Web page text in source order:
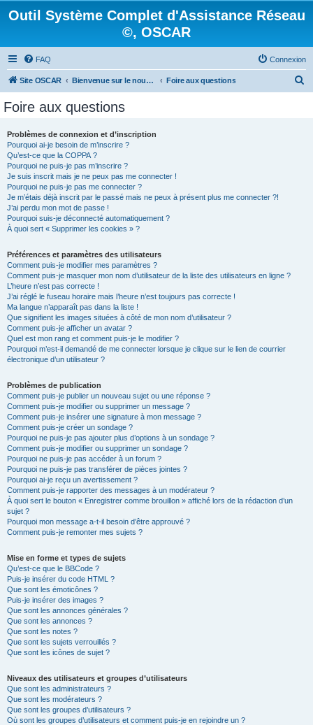
Outil Système Complet d'Assistance Réseau
©, OSCAR
FAQ Connexion
Site OSCAR Bienvenue sur le nouveau forum OSCAR Foire aux questions
Foire aux questions
Problèmes de connexion et d’inscription
Pourquoi ai-je besoin de m’inscrire ?
Qu’est-ce que la COPPA ?
Pourquoi ne puis-je pas m’inscrire ?
Je suis inscrit mais je ne peux pas me connecter !
Pourquoi ne puis-je pas me connecter ?
Je m’étais déjà inscrit par le passé mais ne peux à présent plus me connecter ?!
J’ai perdu mon mot de passe !
Pourquoi suis-je déconnecté automatiquement ?
À quoi sert « Supprimer les cookies » ?
Préférences et paramètres des utilisateurs
Comment puis-je modifier mes paramètres ?
Comment puis-je masquer mon nom d’utilisateur de la liste des utilisateurs en ligne ?
L’heure n’est pas correcte !
J’ai réglé le fuseau horaire mais l’heure n’est toujours pas correcte !
Ma langue n’apparaît pas dans la liste !
Que signifient les images situées à côté de mon nom d’utilisateur ?
Comment puis-je afficher un avatar ?
Quel est mon rang et comment puis-je le modifier ?
Pourquoi m’est-il demandé de me connecter lorsque je clique sur le lien de courrier
électronique d’un utilisateur ?
Problèmes de publication
Comment puis-je publier un nouveau sujet ou une réponse ?
Comment puis-je modifier ou supprimer un message ?
Comment puis-je insérer une signature à mon message ?
Comment puis-je créer un sondage ?
Pourquoi ne puis-je pas ajouter plus d’options à un sondage ?
Comment puis-je modifier ou supprimer un sondage ?
Pourquoi ne puis-je pas accéder à un forum ?
Pourquoi ne puis-je pas transférer de pièces jointes ?
Pourquoi ai-je reçu un avertissement ?
Comment puis-je rapporter des messages à un modérateur ?
À quoi sert le bouton « Enregistrer comme brouillon » affiché lors de la rédaction d’un
sujet ?
Pourquoi mon message a-t-il besoin d’être approuvé ?
Comment puis-je remonter mes sujets ?
Mise en forme et types de sujets
Qu’est-ce que le BBCode ?
Puis-je insérer du code HTML ?
Que sont les émoticônes ?
Puis-je insérer des images ?
Que sont les annonces générales ?
Que sont les annonces ?
Que sont les notes ?
Que sont les sujets verrouillés ?
Que sont les icônes de sujet ?
Niveaux des utilisateurs et groupes d’utilisateurs
Que sont les administrateurs ?
Que sont les modérateurs ?
Que sont les groupes d’utilisateurs ?
Où sont les groupes d’utilisateurs et comment puis-je en rejoindre un ?